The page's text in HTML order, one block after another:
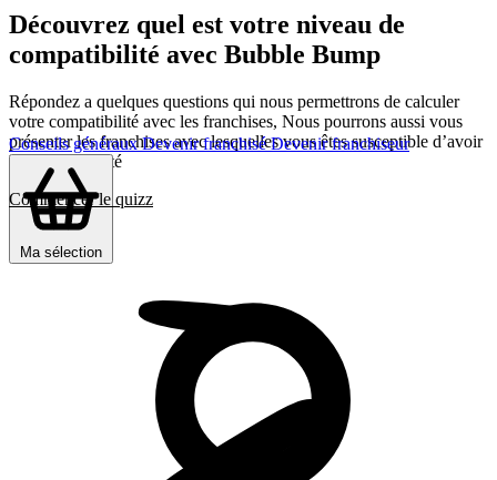
Conseils générauxDevenir franchiséDevenir franchiseur
Ma sélection
Découvrez quel est votre niveau de
compatibilité avec Bubble Bump
Répondez a quelques questions qui nous permettrons de calculer
votre compatibilité avec les franchises, Nous pourrons aussi vous
présenter les franchises avec lesquelles vous êtes susceptible d’avoir
le plus d’affinité
Commencer le quizz